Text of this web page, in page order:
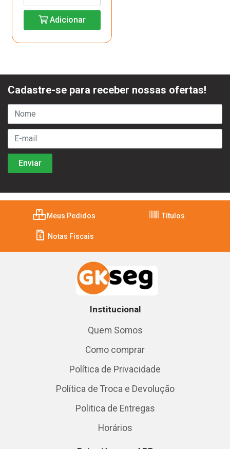
Adicionar
Cadastre-se para receber nossas ofertas!
Meus Pedidos Títulos
Notas Fiscais
Institucional
Quem Somos
Como comprar
Política de Privacidade
Política de Troca e Devolução
Politica de Entregas
Horários